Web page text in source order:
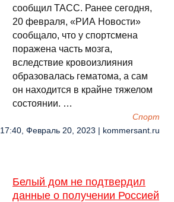
сообщил ТАСС. Ранее сегодня,
20 февраля, «РИА Новости»
сообщало, что у спортсмена
поражена часть мозга,
вследствие кровоизлияния
образовалась гематома, а сам
он находится в крайне тяжелом
состоянии. …
Спорт
17:40, Февраль 20, 2023 | kommersant.ru
Белый дом не подтвердил
данные о получении Россией